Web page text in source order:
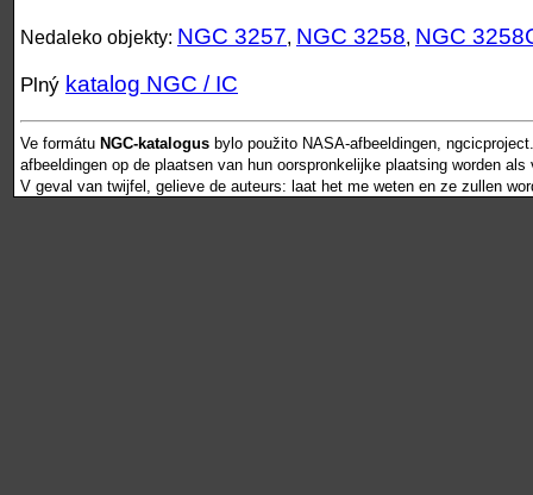
Nedaleko objekty: NGC 3257, NGC 3258, NGC
Plný katalog NGC / IC
Ve formátu NGC-katalogus bylo použito NASA-afbeeldingen,
afbeeldingen op de plaatsen van hun oorspronkelijke plaatsing worden
V geval van twijfel, gelieve de auteurs: laat het me weten en ze zullen